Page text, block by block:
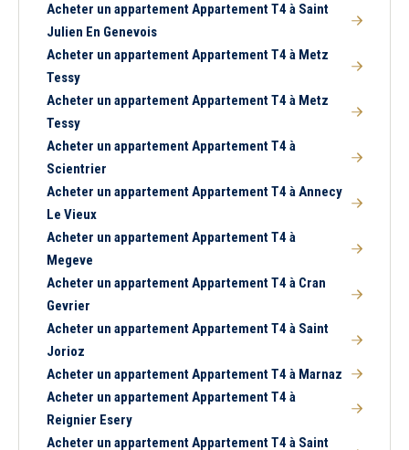
Acheter un appartement Appartement T4 à Saint
Julien En Genevois
Acheter un appartement Appartement T4 à Metz
Tessy
Acheter un appartement Appartement T4 à Metz
Tessy
Acheter un appartement Appartement T4 à
Scientrier
Acheter un appartement Appartement T4 à Annecy
Le Vieux
Acheter un appartement Appartement T4 à
Megeve
Acheter un appartement Appartement T4 à Cran
Gevrier
Acheter un appartement Appartement T4 à Saint
Jorioz
Acheter un appartement Appartement T4 à Marnaz
Acheter un appartement Appartement T4 à
Reignier Esery
Acheter un appartement Appartement T4 à Saint